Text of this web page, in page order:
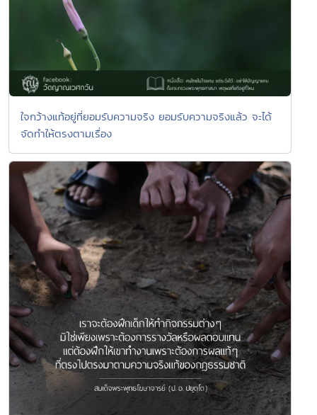
ใจกว้างแท้อยู่ที่ยอมรับความจริง ยอมรับความจริงแล้ว จะได้
จัดทำให้ตรงตามเรื่อง